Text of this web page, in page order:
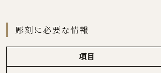
彫刻に必要な情報
項目